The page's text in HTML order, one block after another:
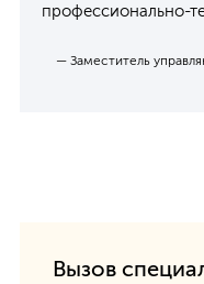
профессионально-
— Заместитель
Вызов